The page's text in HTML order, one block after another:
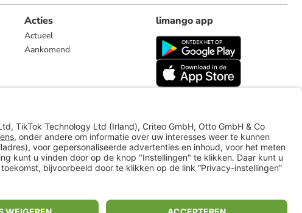
Acties
Actueel
Aankomend
limango app
limango.de limango.pl